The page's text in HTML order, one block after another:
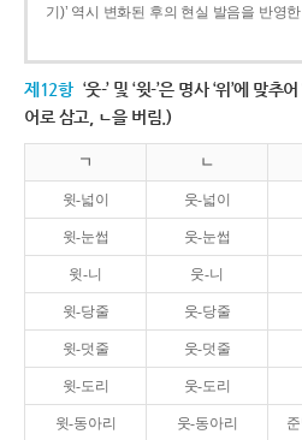
기)’ 역시 변화된 후의 현실 발음을 반영
제12항 ‘웃-’ 및 ‘윗-’은 명사 ‘위’에 맞추
어로 삼고, ㄴ을 버림.)
ㄱ ㄴ
윗-넓이 웃-넓이
윗-눈썹 웃-눈썹
윗-니 웃-니
윗-당줄 웃-당줄
윗-덧줄 웃-덧줄
윗-도리 웃-도리
윗-동아리 웃-동아리